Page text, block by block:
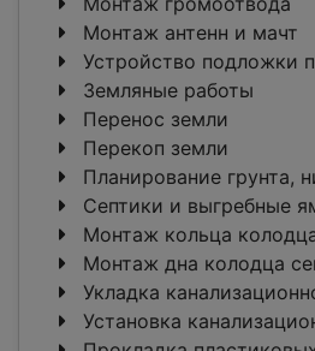
Монтаж антенн и мачт
Устройство подложки
Земляные работы
Перенос земли
Перекоп земли
Планирование грунта,
Септики и выгребные
Монтаж кольца
Монтаж дна колодца
Укладка
Установка